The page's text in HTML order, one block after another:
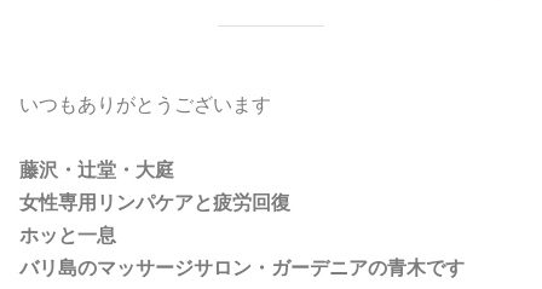
いつもありがとうございます
藤沢・辻堂・大庭
女性専用リンパケアと疲労回復
ホッと一息
バリ島のマッサージサロン・ガーデニアの青木です